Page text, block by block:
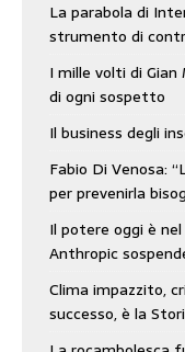
La parabola di
strumento di
I mille volti di
di ogni sospetto
Il business degli
Fabio Di Venosa:
per prevenirla
Il potere oggi è
Anthropic
Clima impazzito,
successo, è la